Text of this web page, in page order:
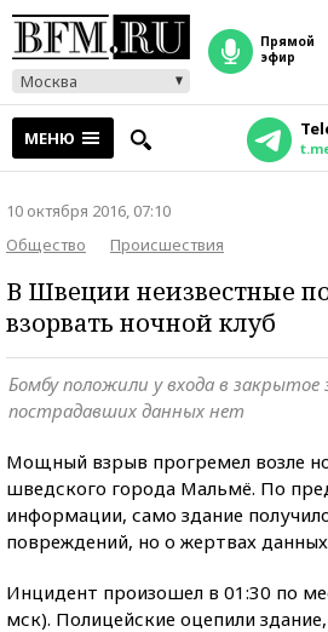
Москва
прямой
эфир
МЕНЮ
10 октября 2016, 07:10
Общество
Происшествия
В Швеции неизвестные
взорвать ночной клуб
Бомбу положили у входа в закрытое
пострадавших данных нет
Мощный взрыв прогремел возле
шведского города Мальмё. По
информации, само здание
повреждений, но о жертвах
Инцидент произошел в 01:30 по
мск). Полицейские оцепили